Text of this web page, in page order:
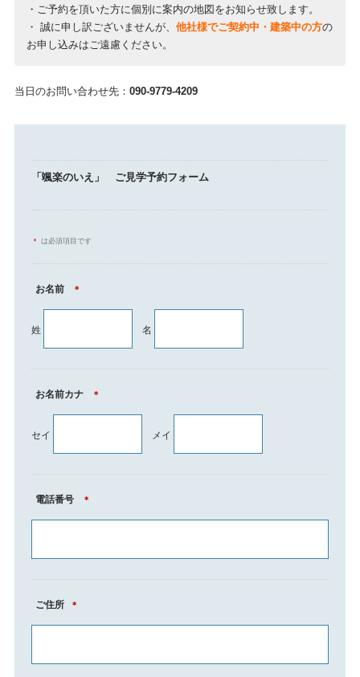
・ご予約を頂いた方に個別に案内の地図をお知らせ致します。
・ 誠に申し訳ございませんが、 他社様でご契約中・建築中の方の
お申し込みはご遠慮ください。
当日のお問い合わせ先： 090-9779-4209
「颯楽のいえ」 ご見学予約フォーム
＊ は必須項目です
お名前 ＊
姓 名
お名前カナ ＊
セイ メイ
電話番号 ＊
ご住所 ＊